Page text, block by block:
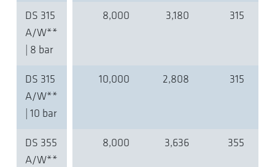
DS 315
A/W**
| 8 bar
8,000 3,180 315
DS 315
A/W**
| 10 bar
10,000 2,808 315
DS 355
A/W**
8,000 3,636 355